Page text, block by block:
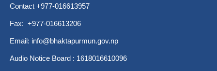
Contact +977-016613957
Fax: +977-016613206
Email: info@bhaktapurmun.gov.np
Audio Notice Board : 1618016610096